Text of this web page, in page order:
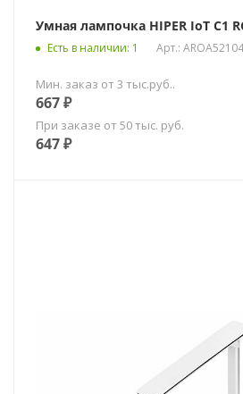
Умная лампочка HIPER IoT C1
Есть в наличии: 1 Арт.:
Мин. заказ от 3 тыс.руб..
667₽
При заказе от 50 тыс. руб.
647₽